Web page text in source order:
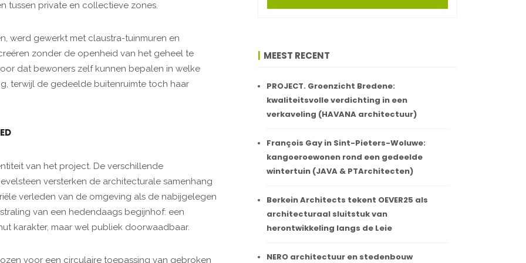
tussen private en collectieve zones.
werd gewerkt met claustra-tuinmuren en
zonder de openheid van het geheel te
dat bewoners zelf kunnen bepalen in welke
terwijl de gedeelde buitenruimte toch haar
van het project. De verschillende
versterken de architecturale samenhang
verleden van de omgeving als de nabijgelegen
van een hedendaags begijnhof: een
karakter, maar wel publiek doorwaadbaar.
voor een circulaire toepassing van gebroken
MEEST RECENT
PROJECT. Groenzicht Bredene:
kwaliteitsvolle verdichting in een
verkaveling (HAVANA architectuur)
François Gay in Sint-Pieters-Woluwe:
kangoeroewonen rond een gedeelde
wintertuin (JAVA & PTArchitecten)
Berkein Architects tekent OEVER25 als
architecturaal sluitstuk van
herontwikkeling langs de Leie
NERO architectuur en stedenbouw